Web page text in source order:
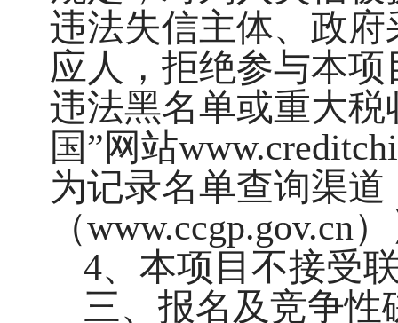
违法失信主体、政
应人，拒绝参与本
违法黑名单或重大
国”网站
为记录名单查询渠
（www.ccgp.gov.cn
4、本项目不接受
三、报名及竞争性